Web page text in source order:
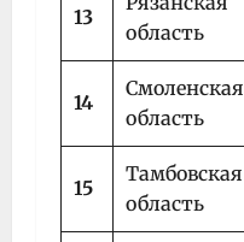
13
область
14
Смоленская
область
15
Тамбовская
область